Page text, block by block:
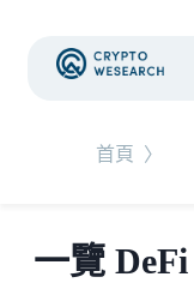
首頁 〉
一覽